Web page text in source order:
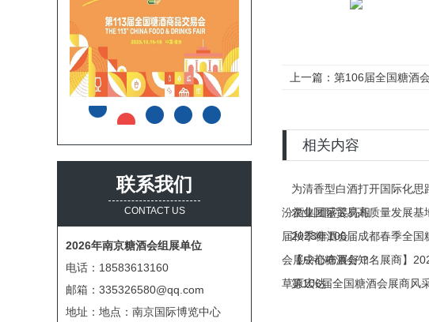
联系我们
CONTACT US
2026年南京糖酒会组展单位
电话：18583613160
邮箱：335326580@qq.com
地址：地点：南京国际博览中心
上一篇： 第106届全国糖酒
相关内容
为清香型白酒打开国际化
汾酒集团盛装亮相
农业国际贸易高质量发展
届秋季糖酒会
2023年106届成都春季全国
会展中心布展好？
【成都糖酒会知名展商】
草原宏达
第106届全国糖酒会展商